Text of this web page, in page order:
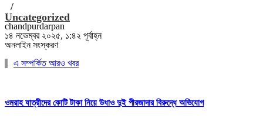
/
Uncategorized
chandpurdarpan
১৪ নভেম্বর ২০২৫, ১:৪২ পূর্বাহ্ন
অনলাইন সংস্করণ
এ সম্পর্কিত আরও খবর
ওমরাহ যাত্রীদের কোটি টাকা নিয়ে উধাও দুই পীরজাদার বিরুদ্ধে অভিযোগ